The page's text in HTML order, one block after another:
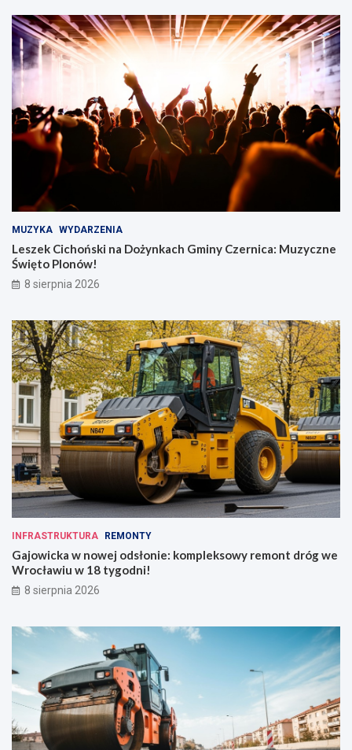
MUZYKA WYDARZENIA
Leszek Cichoński na Dożynkach Gminy Czernica: Muzyczne
Święto Plonów!
8 sierpnia 2026
INFRASTRUKTURA REMONTY
Gajowicka w nowej odsłonie: kompleksowy remont dróg we
Wrocławiu w 18 tygodni!
8 sierpnia 2026